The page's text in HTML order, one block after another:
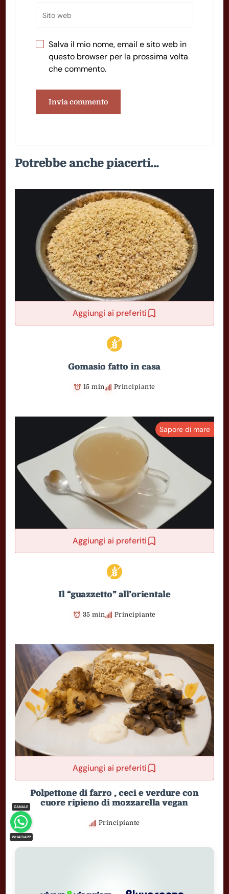
Salva il mio nome, email e sito web in
questo browser per la prossima volta
che commento.
Potrebbe anche piacerti...
Aggiungi ai preferiti
Gomasio fatto in casa
15 min Principiante
Aggiungi ai preferiti
Sapore di mare
Il “guazzetto” all’orientale
35 min Principiante
Aggiungi ai preferiti
Polpettone di farro , ceci e verdure con
cuore ripieno di mozzarella vegan
Principiante